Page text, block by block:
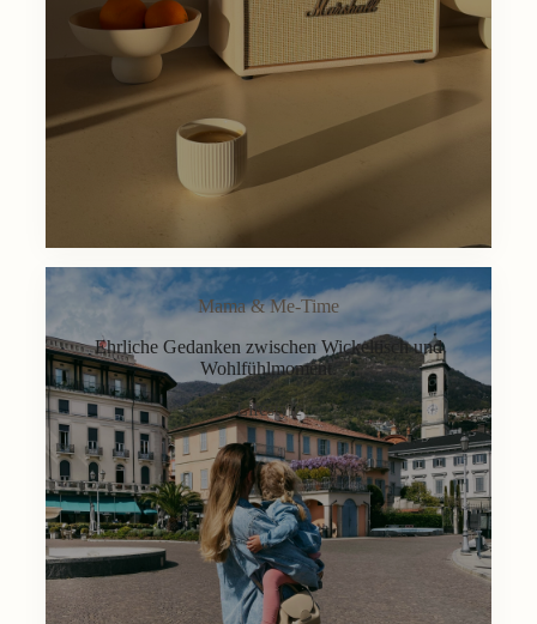
Mama & Me-Time
Ehrliche Gedanken zwischen Wickeltisch und
Wohlfühlmoment.
Lifestyle